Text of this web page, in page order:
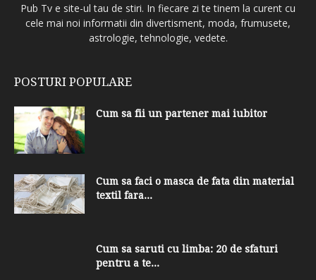
Pub Tv e site-ul tau de stiri. In fiecare zi te tinem la curent cu
cele mai noi informatii din divertisment, moda, frumusete,
astrologie, tehnologie, vedete.
POSTURI POPULARE
Cum sa fii un partener mai iubitor
Cum sa faci o masca de fata din material
textil fara...
Cum sa saruti cu limba: 20 de sfaturi
pentru a te...